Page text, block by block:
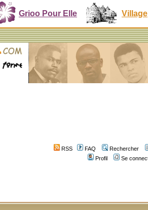
Grioo Pour Elle Village
RSS FAQ
Rechercher
Profil
Se